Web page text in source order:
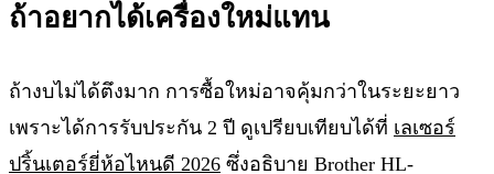
ถ้าอยากได้เครื่องใหม่แทน
ถ้างบไม่ได้ตึงมาก การซื้อใหม่อาจคุ้มกว่าในระยะยาว
เพราะได้การรับประกัน 2 ปี ดูเปรียบเทียบได้ที่ เลเซอร์
ปริ้นเตอร์ยี่ห้อไหนดี 2026 ซึ่งอธิบาย Brother HL-